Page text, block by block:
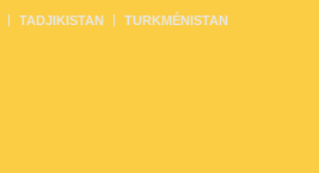
TADJIKISTAN TURKMÉNISTAN